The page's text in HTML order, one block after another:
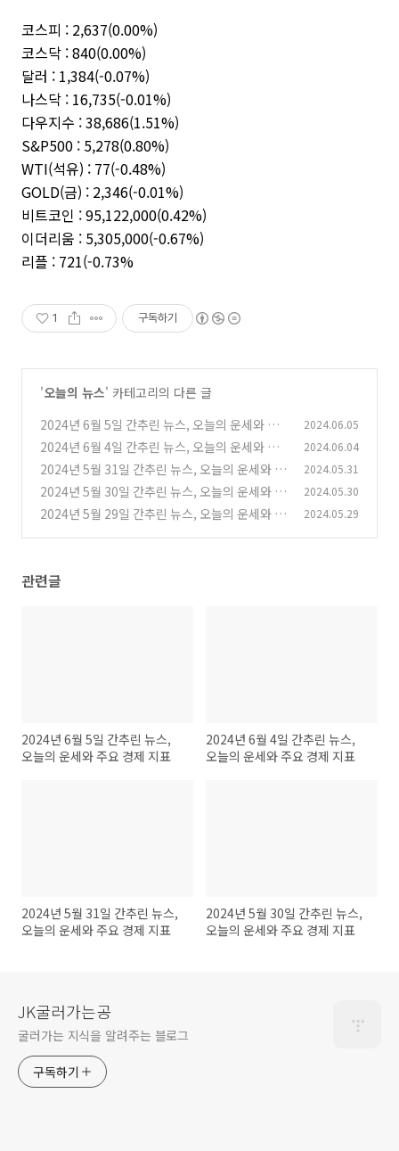
코스피 : 2,637(0.00%)
코스닥 : 840(0.00%)
달러 : 1,384(-0.07%)
나스닥 : 16,735(-0.01%)
다우지수 : 38,686(1.51%)
S&P500 : 5,278(0.80%)
WTI(석유) : 77(-0.48%)
GOLD(금) : 2,346(-0.01%)
비트코인 : 95,122,000(0.42%)
이더리움 : 5,305,000(-0.67%)
리플 : 721(-0.73%
1 구독하기
'오늘의 뉴스' 카테고리의 다른 글
2024년 6월 5일 간추린 뉴스, 오늘의 운세와 주
요 경제 지표
(0)
2024.06.05
2024년 6월 4일 간추린 뉴스, 오늘의 운세와 주
요 경제 지표
(0)
2024.06.04
2024년 5월 31일 간추린 뉴스, 오늘의 운세와 주
요 경제 지표
(0)
2024.05.31
2024년 5월 30일 간추린 뉴스, 오늘의 운세와 주
요 경제 지표
(1)
2024.05.30
2024년 5월 29일 간추린 뉴스, 오늘의 운세와 주
2024.05.29
관련글
2024년 6월 5일 간추린 뉴스,
오늘의 운세와 주요 경제 지표
2024년 6월 4일 간추린 뉴스,
오늘의 운세와 주요 경제 지표
2024년 5월 31일 간추린 뉴스,
오늘의 운세와 주요 경제 지표
2024년 5월 30일 간추린 뉴스,
오늘의 운세와 주요 경제 지표
JK굴러가는공
굴러가는 지식을 알려주는 블로그
구독하기